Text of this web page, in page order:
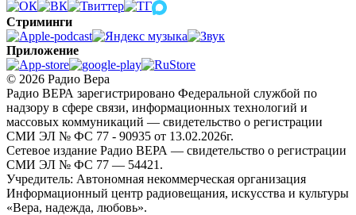
Стриминги
Приложение
© 2026 Радио Вера
Радио ВЕРА зарегистрировано Федеральной службой по
надзору в сфере связи, информационных технологий и
массовых коммуникаций — свидетельство о регистрации
СМИ ЭЛ № ФС 77 - 90935 от 13.02.2026г.
Сетевое издание Радио ВЕРА — свидетельство о регистрации
СМИ ЭЛ № ФС 77 — 54421.
Учредитель: Автономная некоммерческая организация
Информационный центр радиовещания, искусства и культуры
«Вера, надежда, любовь».